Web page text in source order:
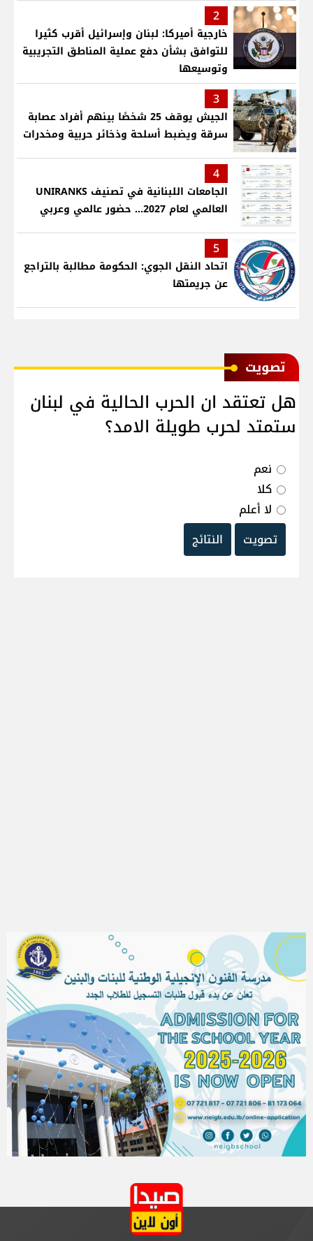
2
خارجية أميركا: لبنان وإسرائيل أقرب كثيرا
للتوافق بشأن دفع عملية المناطق التجريبية
وتوسيعها
3
الجيش يوقف 25 شخصًا بينهم أفراد عصابة
سرقة ويضبط أسلحة وذخائر حربية ومخدرات
4
الجامعات اللبنانية في تصنيف UNIRANKS
العالمي لعام 2027... حضور عالمي وعربي
5
اتحاد النقل الجوي: الحكومة مطالبة بالتراجع
عن جريمتها
ﺗﺼﻮﻳﺖ
هل تعتقد ان الحرب الحالية في لبنان
ستمتد لحرب طويلة الامد؟
نعم
كلا
لا أعلم
تصويت
النتائج